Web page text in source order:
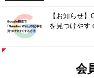
【お知らせ
を見つけやす
会